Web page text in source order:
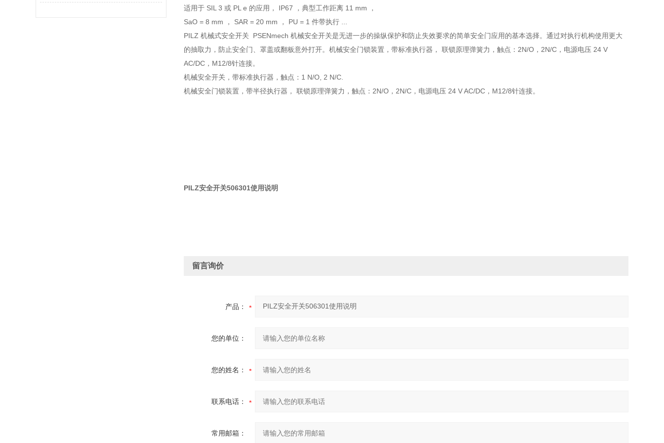
适用于 SIL 3 或 PL e 的应用， IP67 ，典型工作距离 11 mm ，
SaO = 8 mm ， SAR = 20 mm ， PU = 1 件带执行 ...
PILZ 机械式安全开关 PSENmech 机械安全开关是无进一步的操纵保护和防止失效要求的简单安全门应用的基本选择。通过对执行机构使用更大
的抽取力，防止安全门、罩盖或翻板意外打开。机械安全门锁装置，带标准执行器， 联锁原理弹簧力，触点：2N/O，2N/C，电源电压 24 V
AC/DC，M12/8针连接。
机械安全开关，带标准执行器，触点：1 N/O, 2 N/C.
机械安全门锁装置，带半径执行器， 联锁原理弹簧力，触点：2N/O，2N/C，电源电压 24 V AC/DC，M12/8针连接。
PILZ安全开关506301使用说明
留言询价
产品：
您的单位：
您的姓名：
联系电话：
常用邮箱：